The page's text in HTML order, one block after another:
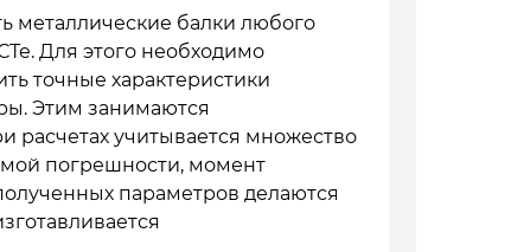
металлические балки любого
Для этого необходимо
точные характеристики
Этим занимаются
учитывается множество
погрешности, момент
параметров делаются